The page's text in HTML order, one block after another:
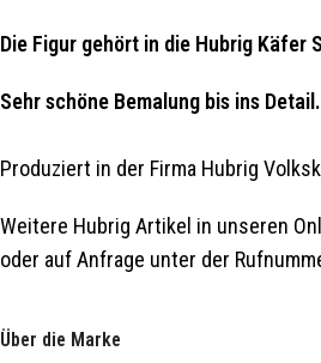
Die Figur gehört in die Hubrig Käfer
Sehr schöne Bemalung bis ins Detail.
Produziert in der Firma Hubrig
Weitere Hubrig Artikel in unseren
oder auf Anfrage unter der
Über die Marke